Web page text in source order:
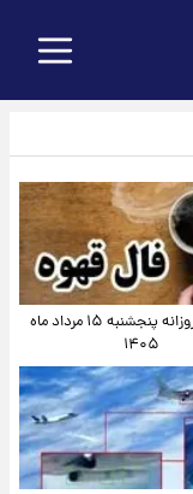
فال قهوه روزانه پنجشنبه ۱۵ مرداد ماه
۱۴۰۵